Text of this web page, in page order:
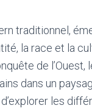
traditionnel,
la race et la
de
dans un
les